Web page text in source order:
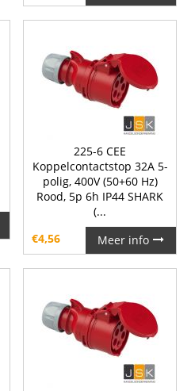
225-6 CEE
Koppelcontactstop 32A 5-
polig, 400V (50+60 Hz)
Rood, 5p 6h IP44 SHARK
(...
€4,56 Meer info